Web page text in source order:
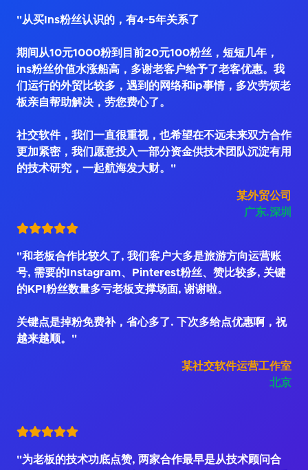
"从买Ins粉丝认识的，有4~5年关系了
期间从10元1000粉到目前20元100粉丝，短短几年，
ins粉丝价值水涨船高，多谢老客户给予了老客优惠。我
们运行的外贸比较多，遇到的网络和ip事情，多次劳烦老
板亲自帮助解决，劳您费心了。
社交软件，我们一直很重视，也希望在不远未来双方合作
更加紧密，我们愿意投入一部分资金供技术团队沉淀有用
的技术研究，一起航海发大财。"
某外贸公司
广东.深圳
"和老板合作比较久了, 我们客户大多是旅游方向运营账
号, 需要的Instagram、Pinterest粉丝、赞比较多, 关键
的KPI粉丝数量多亏老板支撑场面, 谢谢啦。
关键点是掉粉免费补，省心多了. 下次多给点优惠啊，祝
越来越顺。"
某社交软件运营工作室
北京
"为老板的技术功底点赞, 两家合作最早是从技术顾问合